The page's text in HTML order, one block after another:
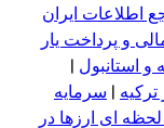
اطلاعات ایران
و پرداخت یار
و استانبول |
| سرمایه
ای ارزها در